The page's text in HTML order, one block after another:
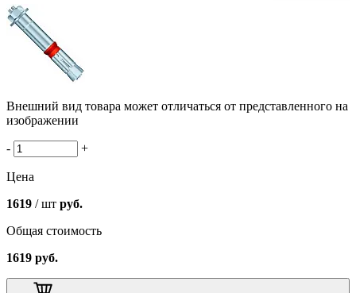
Внешний вид товара может отличаться от представленного на
изображении
- +
Цена
1619 / шт руб.
Общая стоимость
1619 руб.